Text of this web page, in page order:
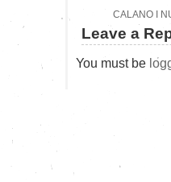
CALANO I
Leave a
You must be